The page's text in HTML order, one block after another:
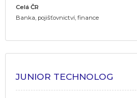
Celá ČR
Banka, pojišťovnictví, finance
JUNIOR TECHNOLOG